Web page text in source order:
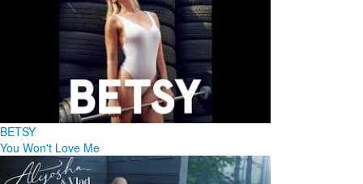
BETSY
You Won't Love Me